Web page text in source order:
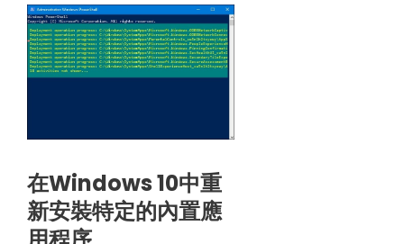
在Windows 10中重
新安裝特定的內置應